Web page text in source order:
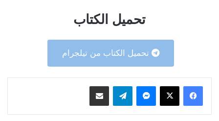
تحميل الكتاب
تحميل الكتاب من تيلجرام
ماسنجر تيلقرام مشاركة عبر البريد